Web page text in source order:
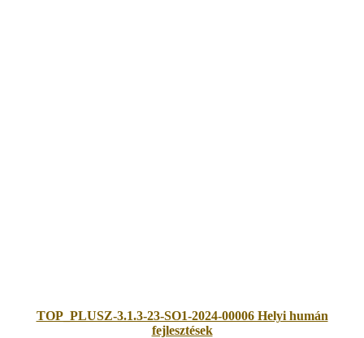
TOP_PLUSZ-3.1.3-23-SO1-2024-00006 Helyi humán
fejlesztések